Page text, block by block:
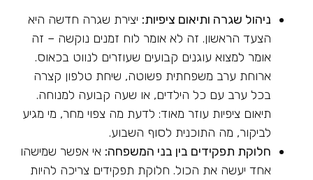
ניהול שגרה ותיאום ציפיות: יצירת שגרה חדשה היא
הצעד הראשון. זה לא אומר לוח זמנים נוקשה – זה
אומר למצוא עוגנים קבועים שעוזרים לנווט בכאוס.
ארוחת ערב משפחתית פשוטה, שיחת טלפון קצרה
בכל ערב עם כל הילדים, או שעה קבועה למנוחה.
תיאום ציפיות עוזר מאוד: לדעת מה צפוי מחר, מי מגיע
לביקור, מה התוכנית לסוף השבוע.
חלוקת תפקידים בין בני המשפחה: אי אפשר שמישהו
אחד יעשה את הכול. חלוקת תפקידים צריכה להיות